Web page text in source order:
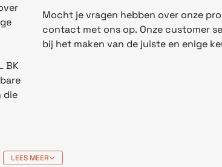
BK
die
Mocht je vragen hebben over onze
contact met ons op. Onze customer
bij het maken van de juiste en enige
LEES MEER